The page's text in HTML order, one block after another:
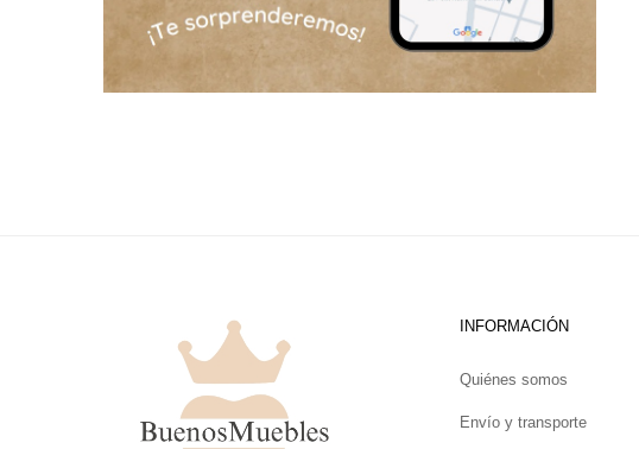
INFORMACIÓN
Quiénes somos
Envío y transporte